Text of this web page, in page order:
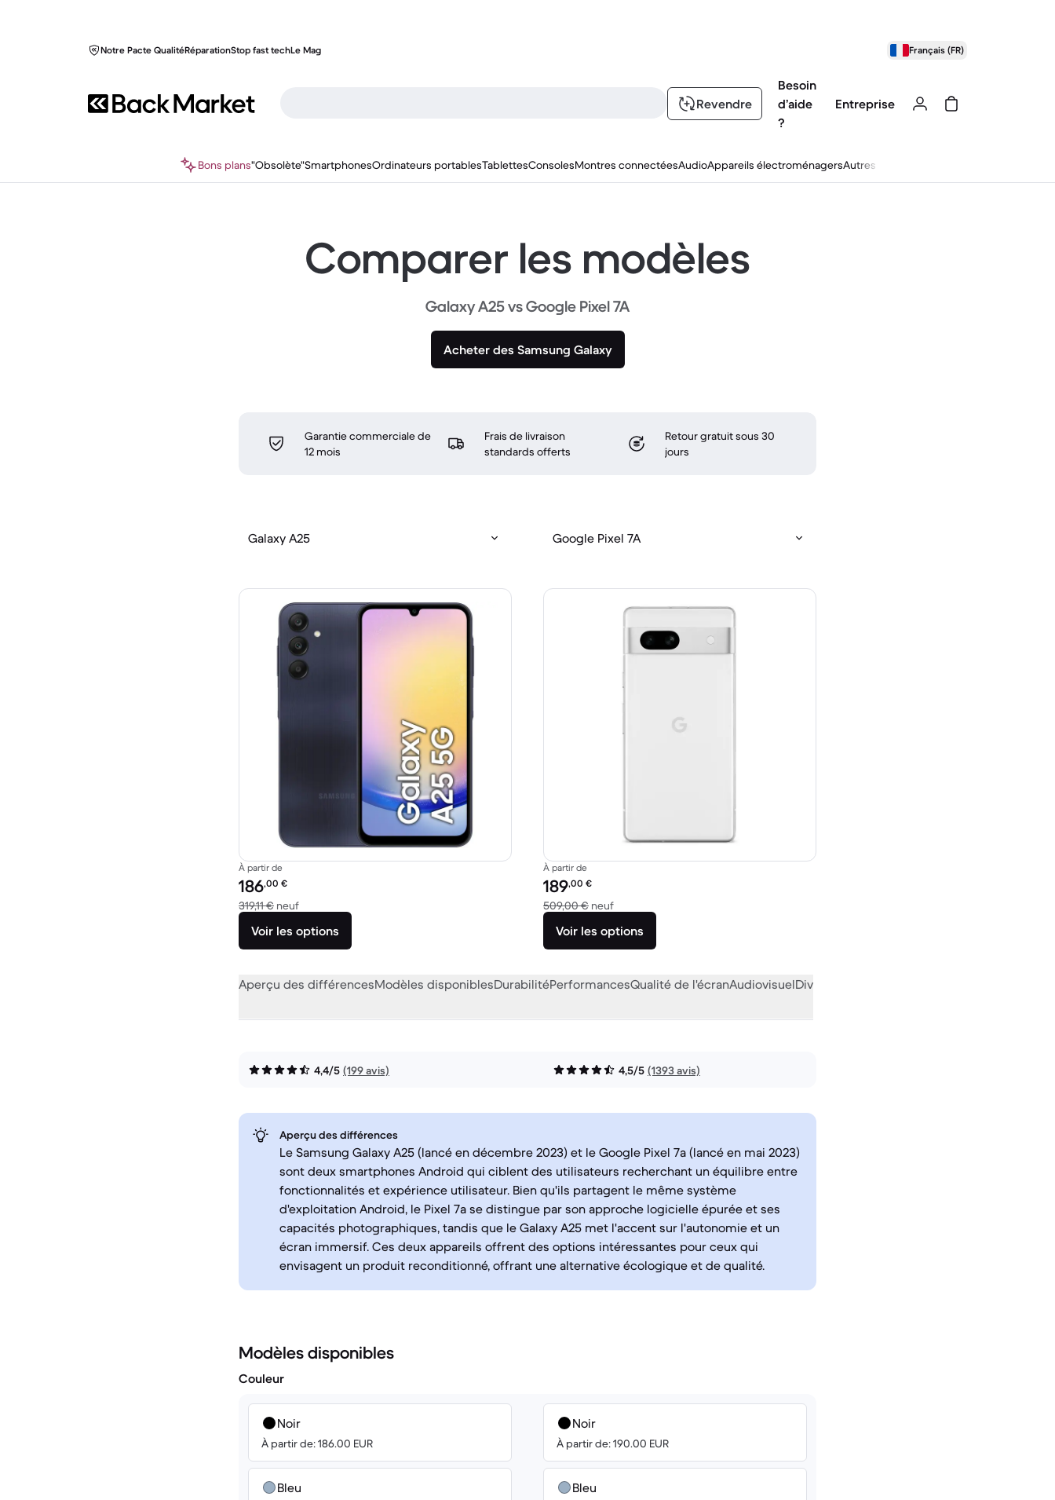
Notre Pacte QualitéRéparationStop fast techLe Mag Français (FR)
Revendre
Besoin
d’aide
?
Entreprise
Bons plans"Obsolète"SmartphonesOrdinateurs portablesTablettesConsolesMontres connectéesAudioAppareils électroménagersAutres
Comparer les modèles
Galaxy A25 vs Google Pixel 7A
Acheter des Samsung Galaxy
Garantie commerciale de
12 mois
Frais de livraison
standards offerts
Retour gratuit sous 30
jours
Galaxy A25 Google Pixel 7A
À partir de
Prix reconditionné :
186,00 €
319,11 € neufcontre 319,11 € neuf
Voir les options
À partir de
Prix reconditionné :
189,00 €
509,00 € neufcontre 509,00 € neuf
Voir les options
Aperçu des différencesModèles disponiblesDurabilitéPerformancesQualité de l'écranAudiovisuelDivers
4,4/5 (199 avis) 4,5/5 (1393 avis)
Aperçu des différences
Le Samsung Galaxy A25 (lancé en décembre 2023) et le Google Pixel 7a (lancé en mai 2023)
sont deux smartphones Android qui ciblent des utilisateurs recherchant un équilibre entre
fonctionnalités et expérience utilisateur. Bien qu'ils partagent le même système
d'exploitation Android, le Pixel 7a se distingue par son approche logicielle épurée et ses
capacités photographiques, tandis que le Galaxy A25 met l'accent sur l'autonomie et un
écran immersif. Ces deux appareils offrent des options intéressantes pour ceux qui
envisagent un produit reconditionné, offrant une alternative écologique et de qualité.
Modèles disponibles
Couleur
Noir
À partir de: 186.00 EUR
Bleu
Noir
À partir de: 190.00 EUR
Bleu